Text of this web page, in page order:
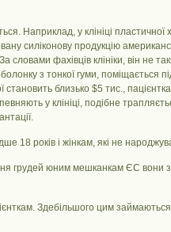
Наприклад, у клініці пластичної
силіконову продукцію
фахівців клініки, він не
з тонкої гуми, поміщається
близько $5 тис.,
у клініці, подібне
18 років і жінкам, які не
грудей юним мешканкам ЄС вони
Здебільшого цим займаються